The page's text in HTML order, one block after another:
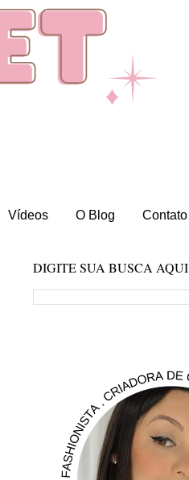
Vídeos O Blog Contato
DIGITE SUA BUSCA AQUI